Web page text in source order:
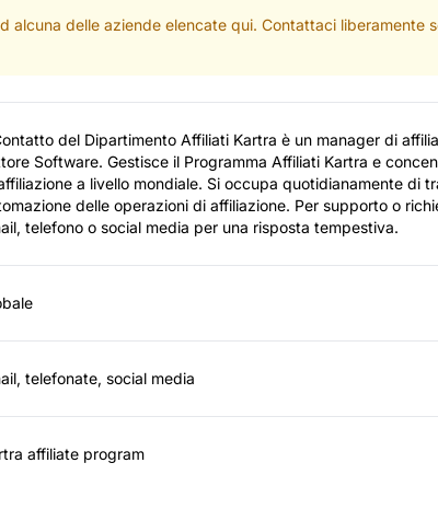
delle aziende elencate qui. Contattaci liberamente
del Dipartimento Affiliati Kartra è un manager di
Software. Gestisce il Programma Affiliati Kartra e
a livello mondiale. Si occupa quotidianamente di
delle operazioni di affiliazione. Per supporto o
telefono o social media per una risposta tempestiva.
telefonate, social media
affiliate program